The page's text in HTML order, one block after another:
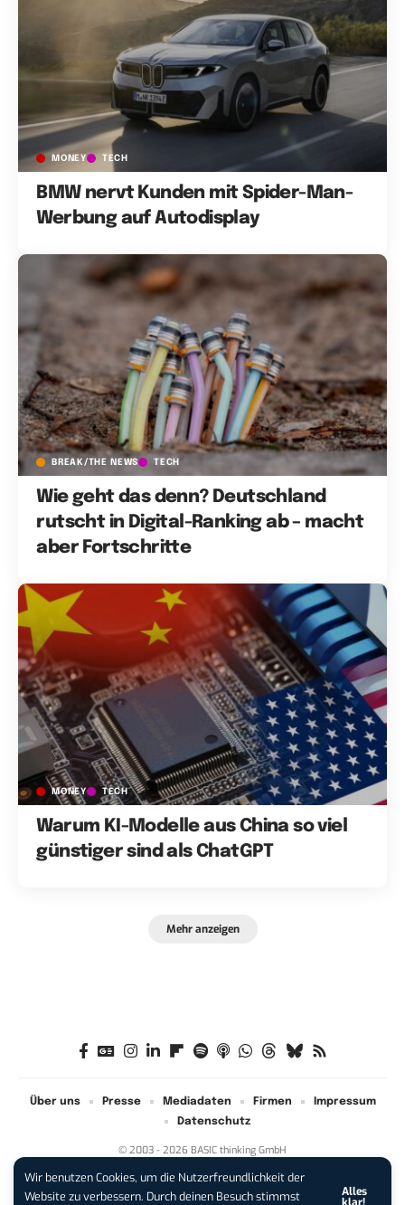
Wir benutzen Cookies, um die Nutzerfreundlichkeit der
Website zu verbessern. Durch deinen Besuch stimmst
Alles
klar!
MONEY TECH
BMW nervt Kunden mit Spider-Man-
Werbung auf Autodisplay
BREAK/THE NEWS TECH
Wie geht das denn? Deutschland
rutscht in Digital-Ranking ab – macht
aber Fortschritte
MONEY TECH
Warum KI-Modelle aus China so viel
günstiger sind als ChatGPT
Mehr anzeigen
© 2003 - 2026 BASIC thinking GmbH
Über uns Presse Mediadaten Firmen
Impressum
Datenschutz
iPhone 17 Pro sichern:Für 1 € +